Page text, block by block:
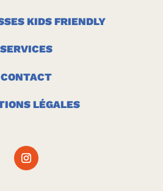
KIDS FRIENDLY
SERVICES
CONTACT
LÉGALES